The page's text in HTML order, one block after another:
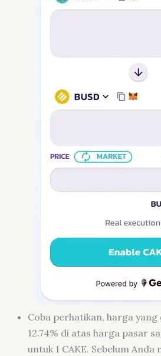
Coba perhatikan, harga
12.74% di atas harga pasar
untuk 1 CAKE. Sebelum